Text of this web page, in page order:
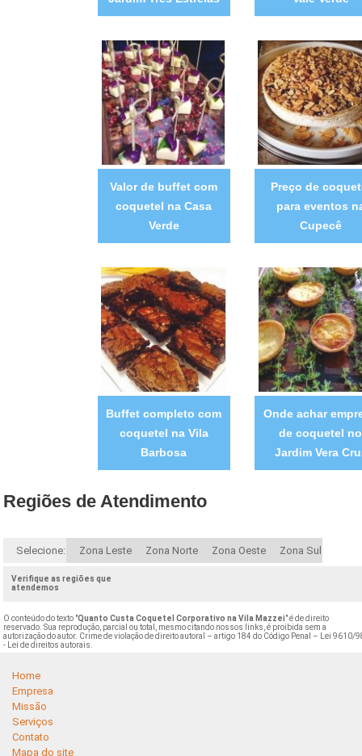
Valor de buffet com
coquetel na Casa
Verde
Preço de
para eventos
Cupecê
Buffet completo com
coquetel na Vila
Barbosa
Onde achar
de coquetel no
Jardim Vera
Regiões de Atendimento
Selecione: Zona Leste Zona Norte Zona Oeste Zona Sul
Verifique as regiões que
atendemos
O conteúdo do texto "Quanto Custa Coquetel Corporativo na Vila Mazzei" é de direito
reservado. Sua reprodução, parcial ou total, mesmo citando nossos links, é proibida sem a
autorização do autor. Crime de violação de direito autoral – artigo 184 do Código Penal –
Lei 9610/
- Lei de direitos autorais
Home
Empresa
Missão
Serviços
Contato
Mapa do site